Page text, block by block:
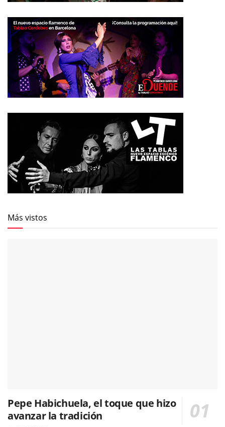
Más vistos
Pepe Habichuela, el toque que hizo
avanzar la tradición